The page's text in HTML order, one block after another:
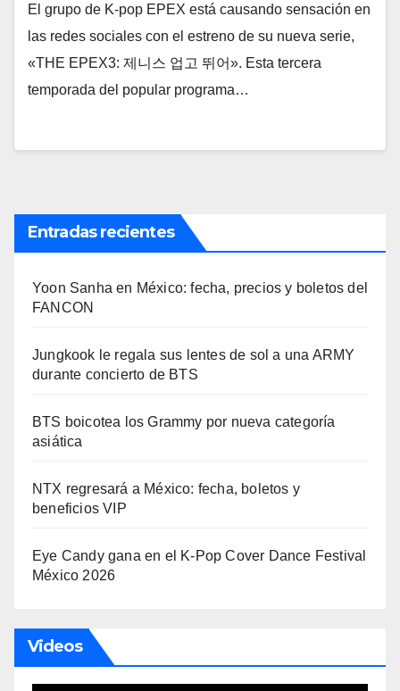
El grupo de K-pop EPEX está causando sensación en
las redes sociales con el estreno de su nueva serie,
«THE EPEX3: 제니스 업고 뛰어». Esta tercera
temporada del popular programa…
Entradas recientes
Yoon Sanha en México: fecha, precios y boletos del
FANCON
Jungkook le regala sus lentes de sol a una ARMY
durante concierto de BTS
BTS boicotea los Grammy por nueva categoría
asiática
NTX regresará a México: fecha, boletos y
beneficios VIP
Eye Candy gana en el K-Pop Cover Dance Festival
México 2026
Videos